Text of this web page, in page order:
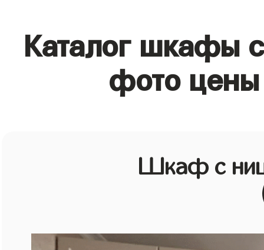
Каталог шкафы
фото
Шкаф с